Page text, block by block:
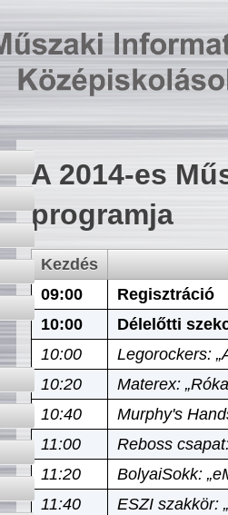
A 2014-es
programja
Kezdés
09:00
Regisztráció
10:00
Délelőtti
10:00
Legorockers:
10:20
Materex:
10:40
Murphy's
11:00
Reboss
11:20
BolyaiSokk:
11:40
ESZI szakkör: